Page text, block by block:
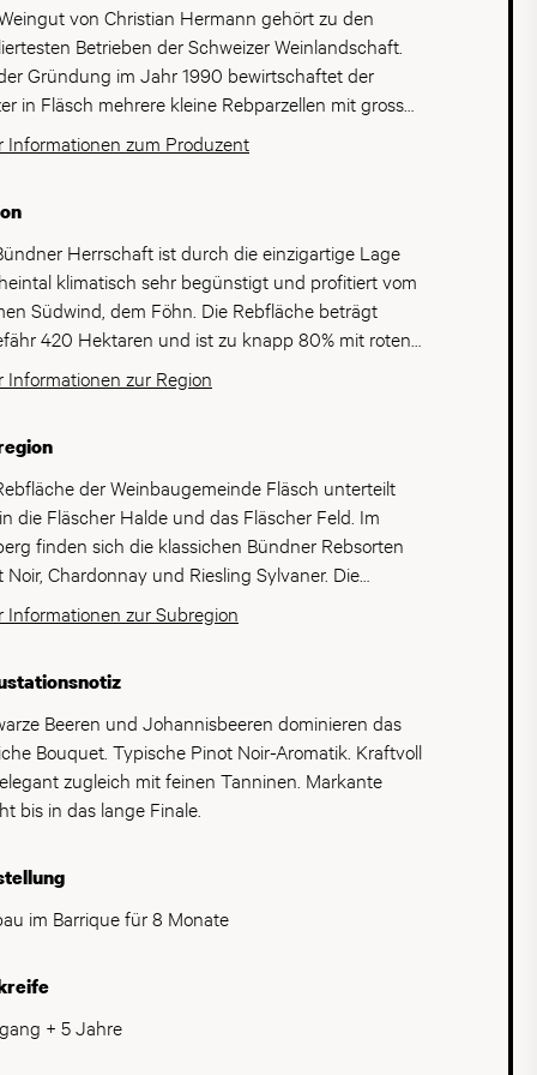
von Christian Hermann gehört zu den
Betrieben der Schweizer Weinlandschaft.
Gründung im Jahr 1990 bewirtschaftet der
in Fläsch mehrere kleine Rebparzellen mit grosser
und klarem Qualitätsfokus. Dabei umfasst die
rund viereinhalb Hektar und wird naturnah
allen voran Pinot Noir und Chardonnay.
wachsen auf kalk-, lehm- und schieferhaltigen
die zusammen mit dem warmen, föhngeprägten
der Bündner Herrschaft ideale Bedingungen für
ausdrucksstarke Weine schaffen. Besonders die
Tiefe, Präzision und burgundisch anmutende
wird ausschliesslich von Hand. Im Keller verfolgt
eine zurückhaltende, naturnahe Philosophie
Eingriffen, um Herkunft und Jahrgang
Ausdruck zu bringen. Seine Weine geniessen
Renommee und werden regelmässig zu den
der Region prämiert. Christian Hermann steht für
Konsequenz, klare Stilistik und Weine mit
Handschrift.
Informationen zum Produzent
Herrschaft ist durch die einzigartige Lage
klimatisch sehr begünstigt und profitiert vom
Südwind, dem Föhn. Die Rebfläche beträgt
420 Hektaren und ist zu knapp 80% mit roten
bestockt, wovon Pinot Noir der unbestrittene
Rebberg ist. Bei den weissen Sorten ist die Vielfalt
als weissem Aushängeschild. Aufgrund der
Weinqualität und den klassischen
Sorten wird die Bündner Herrschaft als das
der Schweiz gelobt.
Informationen zur Region
der Weinbaugemeinde Fläsch unterteilt
die Fläscher Halde und das Fläscher Feld. Im
finden sich die klassichen Bündner Rebsorten
Noir, Chardonnay und Riesling Sylvaner. Die
sind kleinräumig auf zahlreiche Winzer und
Rebbauern aufgeteilt, was eine grosse
Informationen zur Subregion
Beeren und Johannisbeeren dominieren das
Bouquet. Typische Pinot Noir-Aromatik. Kraftvoll
zugleich mit feinen Tanninen. Markante
bis in das lange Finale.
im Barrique für 8 Monate
+ 5 Jahre